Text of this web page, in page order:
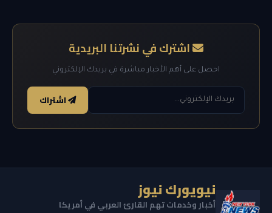
اشترك في نشرتنا البريدية
احصل على أهم الأخبار مباشرة في بريدك الإلكتروني
اشتراك
نيويورك نيوز
أخبار وخدمات تهم القارئ العربي في أمريكا